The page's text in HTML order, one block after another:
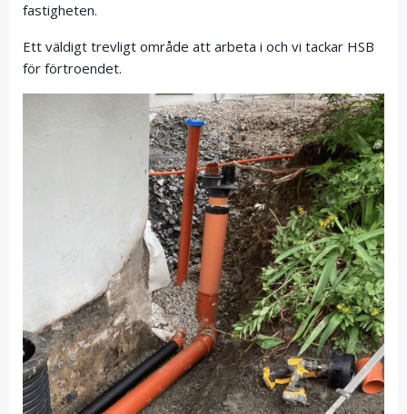
fastigheten.
Ett väldigt trevligt område att arbeta i och vi tackar HSB
för förtroendet.